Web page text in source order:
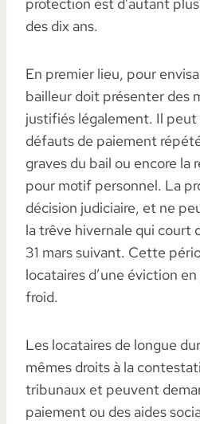
protection est d’autant
des dix ans.
En premier lieu, pour
bailleur doit présenter des
justifiés légalement. Il peut
défauts de paiement
graves du bail ou encore la
pour motif personnel. La
décision judiciaire, et ne
la trêve hivernale qui court
31 mars suivant. Cette
locataires d’une éviction
froid.
Les locataires de longue
mêmes droits à la
tribunaux et peuvent
paiement ou des aides